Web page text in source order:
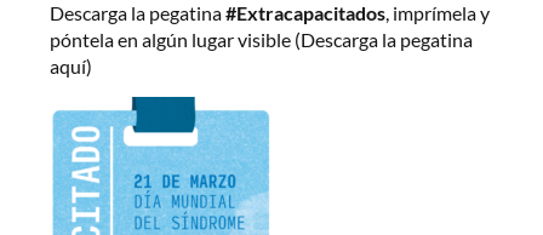
Descarga la pegatina#Extracapacitados , imprímela y
póntela en algún lugar visible (Descarga la pegatina
aquí)